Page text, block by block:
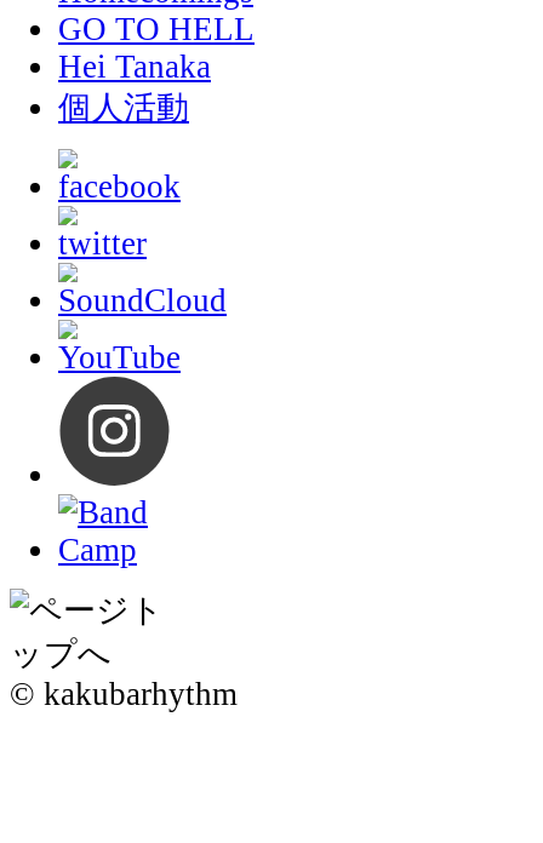
GO TO HELL
Hei Tanaka
個人活動
© kakubarhythm